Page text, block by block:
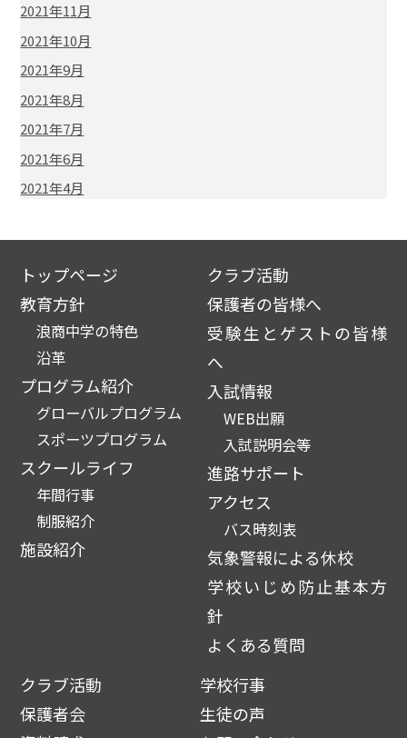
2021年11月
2021年10月
2021年9月
2021年8月
2021年7月
2021年6月
2021年4月
トップページ
教育方針
浪商中学の特色
沿革
プログラム紹介
グローバルプログラム
スポーツプログラム
スクールライフ
年間行事
制服紹介
施設紹介
クラブ活動
保護者の皆様へ
受験生とゲストの皆様
へ
入試情報
WEB出願
入試説明会等
進路サポート
アクセス
バス時刻表
気象警報による休校
学校いじめ防止基本方
針
よくある質問
クラブ活動
学校行事
保護者会
生徒の声